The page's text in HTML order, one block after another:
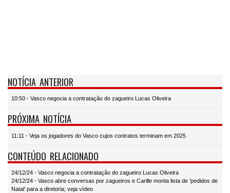
NOTÍCIA ANTERIOR
10:50 - Vasco negocia a contratação do zagueiro Lucas Oliveira
PRÓXIMA NOTÍCIA
11:11 - Veja os jogadores do Vasco cujos contratos terminam em 2025
CONTEÚDO RELACIONADO
24/12/24 - Vasco negocia a contratação do zagueiro Lucas Oliveira
24/12/24 - Vasco abre conversas por zagueiros e Carille monta lista de 'pedidos de
Natal' para a diretoria; veja vídeo